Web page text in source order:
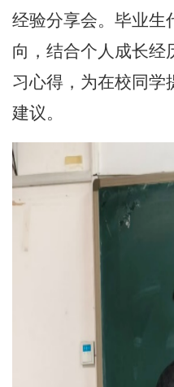
经验分享会。毕业生
向，结合个人成长经
习心得，为在校同学
建议。